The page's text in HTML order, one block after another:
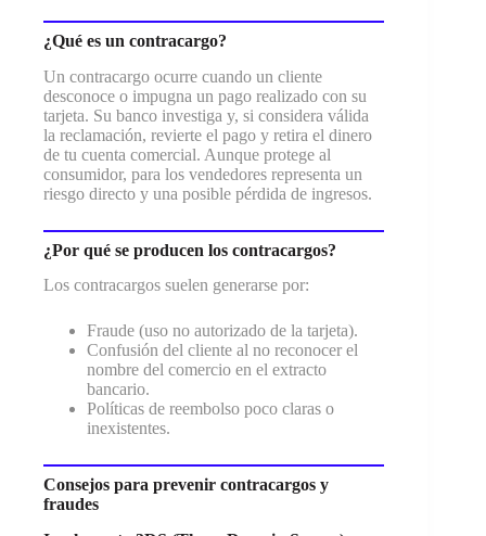
¿Qué es un contracargo?
Un contracargo ocurre cuando un cliente
desconoce o impugna un pago realizado con su
tarjeta. Su banco investiga y, si considera válida
la reclamación, revierte el pago y retira el dinero
de tu cuenta comercial. Aunque protege al
consumidor, para los vendedores representa un
riesgo directo y una posible pérdida de ingresos.
¿Por qué se producen los contracargos?
Los contracargos suelen generarse por:
Fraude (uso no autorizado de la tarjeta).
Confusión del cliente al no reconocer el
nombre del comercio en el extracto
bancario.
Políticas de reembolso poco claras o
inexistentes.
Consejos para prevenir contracargos y
fraudes